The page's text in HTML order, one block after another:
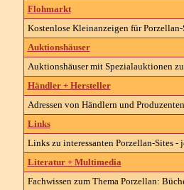
Flohmarkt
Kostenlose Kleinanzeigen für
Auktionshäuser
Auktionshäuser mit Spezialauktionen
Händler + Hersteller
Adressen von Händlern und
Links
Links zu interessanten Porzellan-Sites
Literatur + Multimedia
Fachwissen zum Thema Porzellan: